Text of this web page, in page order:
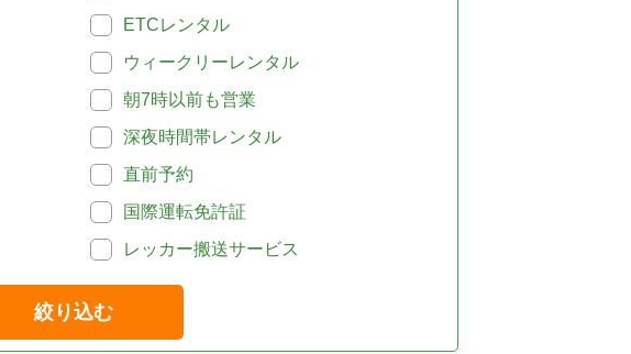
ETCレンタル
ウィークリーレンタル
朝7時以前も営業
深夜時間帯レンタル
直前予約
国際運転免許証
レッカー搬送サービス
絞り込む